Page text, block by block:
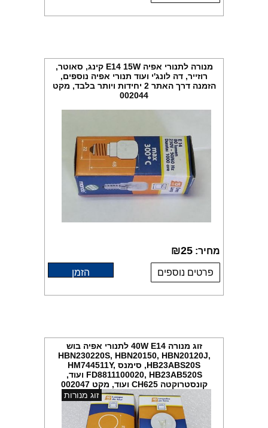
מנורה לתנורי אפיה E14 15W קינג, סאוטר,
רוזייר, דה לונג'י ועוד תנורי אפיה נוספים,
הזמנה דרך האתר 2 יחידות ויותר בלבד, מקט
002044
מחיר: ₪25
פרטים נוספים הזמן
זוג מנורה 40W E14 לתנורי אפיה בוש
HBN230220S, HBN20150, HBN20120J,
HB23ABS20S, סימנס HM744511Y,
FD8811100020, HB23AB520S ועוד,
קונסטרוקטה CH625 ועוד, מקט 002047
זוג מנורות